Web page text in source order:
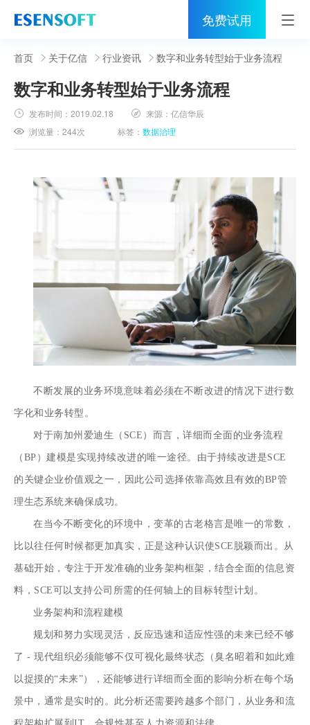
免费试用
首页
睿治
解决方案
伙伴
服务
关于亿信
400-0011-866
首页 关于亿信 行业资讯 数字和业务转型始于业务流程
数字和业务转型始于业务流程
发布时间：2019.02.18 来源：亿信华辰
浏览量：244次 标签：数据治理
不断发展的业务环境意味着必须在不断改进的情况下进行数
字化和业务转型。
对于南加州爱迪生（SCE）而言，详细而全面的业务流程
（BP）建模是实现持续改进的唯一途径。由于持续改进是SCE
的关键企业价值观之一，因此公司选择依靠高效且有效的BP管
理生态系统来确保成功。
在当今不断变化的环境中，变革的古老格言是唯一的常数，
比以往任何时候都更加真实，正是这种认识使SCE脱颖而出。从
基础开始，专注于开发准确的业务架构框架，结合全面的信息资
料，SCE可以支持公司所需的任何轴上的目标转型计划。
业务架构和流程建模
规划和努力实现灵活，反应迅速和适应性强的未来已经不够
了 - 现代组织必须能够不仅可视化最终状态（臭名昭着和如此难
以捉摸的“未来”），还能够进行详细而全面的影响分析在每个场
景中，通常是实时的。此分析还需要跨越多个部门，从业务和流